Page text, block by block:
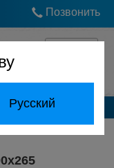
Русский
Позвонить